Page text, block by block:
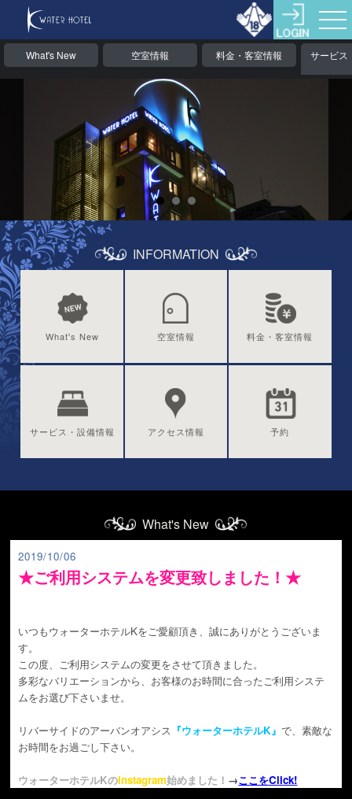
What's New 空室情報 料金・客室情報
サービス
報
INFORMATION
What's New 空室情報 料金・客室情報
サービス・設備情報 アクセス情報 予約
What's New
2019/10/06
★ご利用システムを変更致しました！★
いつもウォーターホテルKをご愛顧頂き、誠にありがとうございま
す。
この度、ご利用システムの変更をさせて頂きました。
多彩なバリエーションから、お客様のお時間に合ったご利用システ
ムをお選び下さいませ。
リバーサイドのアーバンオアシス 『ウォーターホテルK』で、素敵な
お時間をお過ごし下さい。
ウォーターホテルKのInstagram始めました！ →ここをClick!